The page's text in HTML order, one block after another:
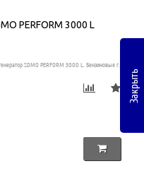
PERFORM 3000 L
SDMO PERFORM 3000 L. Бензиновые г..
Закрыть